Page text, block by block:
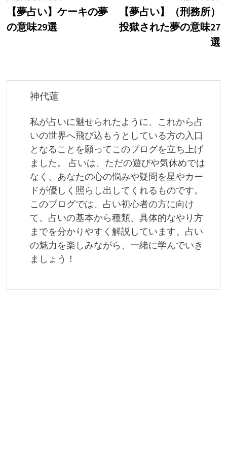
稿
ナ
ゲ
post:
【夢占い】ケーキの夢
の意味29選
【夢占い】（刑務所）
投獄された夢の意味27
選
神代蓮
私が占いに魅せられたように、これから占
いの世界へ飛び込もうとしている方の入口
となることを願ってこのブログを立ち上げ
ました。 占いは、ただの遊びや気休めでは
なく、あなたの心の悩みや疑問を星やカー
ドが優しく照らし出してくれるものです。
このブログでは、占い初心者の方に向け
て、占いの基本から種類、具体的なやり方
までを分かりやすく解説しています。占い
の魅力を楽しみながら、一緒に学んでいき
ましょう！